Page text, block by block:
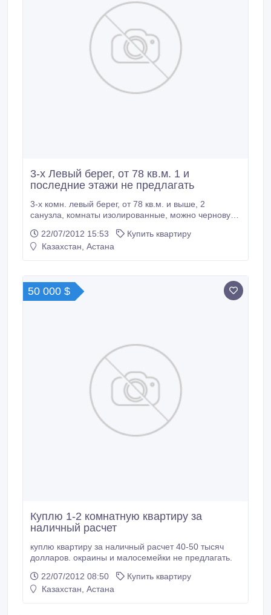
3-х Левый берег, от 78 кв.м. 1 и
последние этажи не предлагать
3-х комн. левый берег, от 78 кв.м. и выше, 2
санузла, комнаты изолированные, можно черновую,
последние этажи не предлагать, ипотека, до 150
000 у.е..
22/07/2012 15:53
Купить квартиру
Казахстан, Астана
50 000 $
Куплю 1-2 комнатную квартиру за
наличный расчет
куплю квартиру за наличный расчет 40-50 тысяч
долларов. окраины и малосемейки не предлагать.
22/07/2012 08:50
Купить квартиру
Казахстан, Астана